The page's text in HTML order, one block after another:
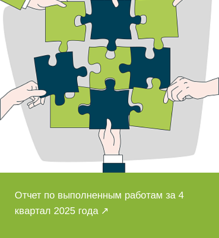
Отчет по выполненным работам за 4
квартал 2025 года